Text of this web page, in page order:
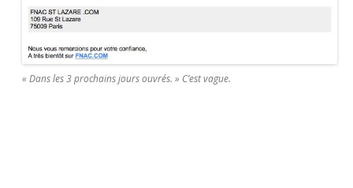
«Dans les 3 prochains jours ouvrés. » C’est vague.